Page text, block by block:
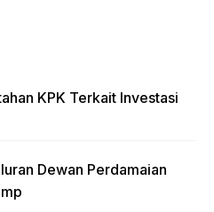
KPK Terkait Investasi
Dewan Perdamaian